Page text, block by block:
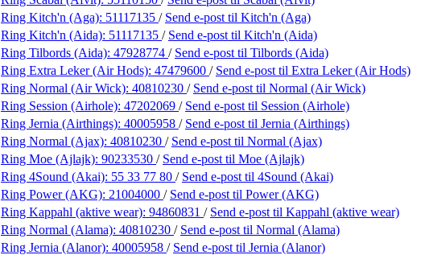
Ring Kitch'n (Aga): 51117135 / Send e-post til Kitch'n (Aga)
Ring Kitch'n (Aida): 51117135 / Send e-post til Kitch'n (Aida)
Ring Tilbords (Aida): 47928774 / Send e-post til Tilbords (Aida)
Ring Extra Leker (Air Hods): 47479600 / Send e-post til Extra Leker (Air Hods)
Ring Normal (Air Wick): 40810230 / Send e-post til Normal (Air Wick)
Ring Session (Airhole): 47202069 / Send e-post til Session (Airhole)
Ring Jernia (Airthings): 40005958 / Send e-post til Jernia (Airthings)
Ring Normal (Ajax): 40810230 / Send e-post til Normal (Ajax)
Ring Moe (Ajlajk): 90233530 / Send e-post til Moe (Ajlajk)
Ring 4Sound (Akai): 55 33 77 80 / Send e-post til 4Sound (Akai)
Ring Power (AKG): 21004000 / Send e-post til Power (AKG)
Ring Kappahl (aktive wear): 94860831 / Send e-post til Kappahl (aktive wear)
Ring Normal (Alama): 40810230 / Send e-post til Normal (Alama)
Ring Jernia (Alanor): 40005958 / Send e-post til Jernia (Alanor)